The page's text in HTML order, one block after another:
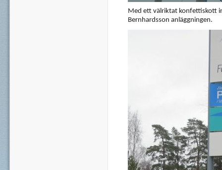
Med ett välriktat konfettiskott
Bernhardsson anläggningen.